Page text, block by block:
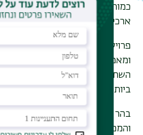
כמות חותמות, טביעות חותם
ארכיאולוגיות מסודרות עלה
פרויקט סינון העפר מהר הבית
ומאפשר לציבור הרחב לקחת חלק
השתתפו יותר מ-
ביותר בעולם לציבור הרחב.
בהר הבית מעולם לא התקיימה
והממצא של פרויקט הסינון